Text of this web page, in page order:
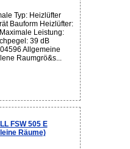
Typ: Heizlüfter
Bauform Heizlüfter:
Leistung:
39 dB
Allgemeine
Raumgrö&s...
FSW 505 E
Räume)